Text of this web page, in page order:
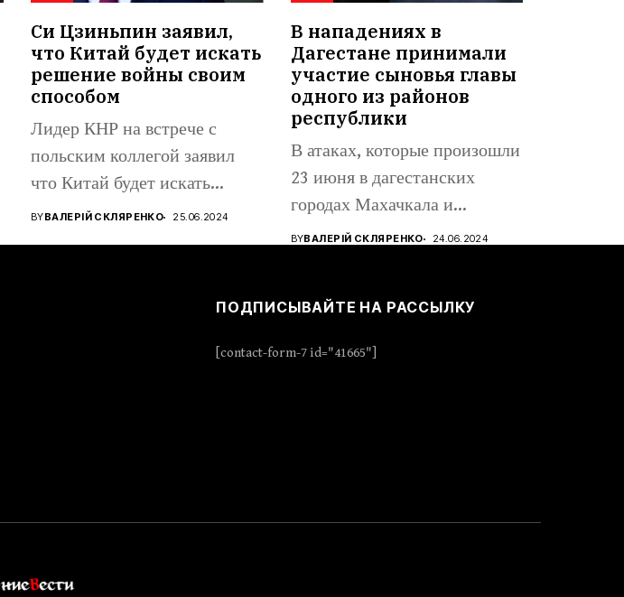
Си Цзиньпин заявил,
что Китай будет искать
решение войны своим
способом
Лидер КНР на встрече с
польским коллегой заявил
что Китай будет искать...
BYВАЛЕРІЙ СКЛЯРЕНКО 25.06.2024
В нападениях в
Дагестане принимали
участие сыновья главы
одного из районов
республики
В атаках, которые произошли
23 июня в дагестанских
городах Махачкала и
Дербент,...
BYВАЛЕРІЙ СКЛЯРЕНКО 24.06.2024
ПОДПИСЫВАЙТЕ НА РАССЫЛКУ
[contact-form-7 id="41665"]